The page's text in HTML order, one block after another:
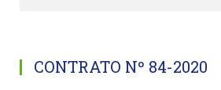
CONTRATO Nº 84-2020